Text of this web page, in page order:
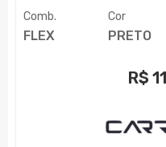
Comb.
FLEX
Cor
PRETO
R$